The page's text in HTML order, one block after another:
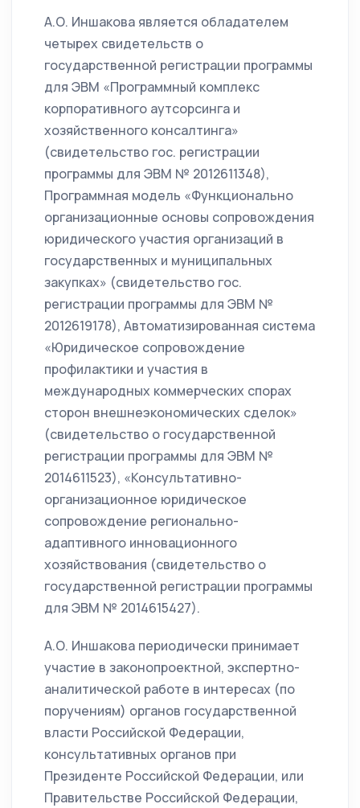
А.О. Иншакова является обладателем
четырех свидетельств о
государственной регистрации программы
для ЭВМ «Программный комплекс
корпоративного аутсорсинга и
хозяйственного консалтинга»
(свидетельство гос. регистрации
программы для ЭВМ № 2012611348),
Программная модель «Функционально
организационные основы сопровождения
юридического участия организаций в
государственных и муниципальных
закупках» (свидетельство гос.
регистрации программы для ЭВМ №
2012619178), Автоматизированная система
«Юридическое сопровождение
профилактики и участия в
международных коммерческих спорах
сторон внешнеэкономических сделок»
(свидетельство о государственной
регистрации программы для ЭВМ №
2014611523), «Консультативно-
организационное юридическое
сопровождение регионально-
адаптивного инновационного
хозяйствования (свидетельство о
государственной регистрации программы
для ЭВМ № 2014615427).
А.О. Иншакова периодически принимает
участие в законопроектной, экспертно-
аналитической работе в интересах (по
поручениям) органов государственной
власти Российской Федерации,
консультативных органов при
Президенте Российской Федерации, или
Правительстве Российской Федерации,